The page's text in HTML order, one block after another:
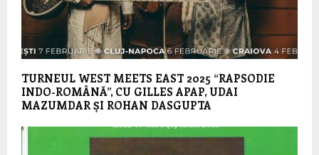
TURNEUL WEST MEETS EAST 2025 “RAPSODIE
INDO-ROMÂNĂ”, CU GILLES APAP, UDAI
MAZUMDAR ȘI ROHAN DASGUPTA